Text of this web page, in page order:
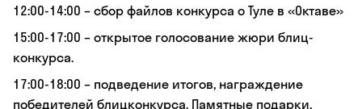
12:00-14:00 – сбор файлов конкурса о Туле в «Октаве»
15:00-17:00 – открытое голосование жюри блиц-
конкурса.
17:00-18:00 – подведение итогов, награждение
победителей блицконкурса. Памятные подарки,